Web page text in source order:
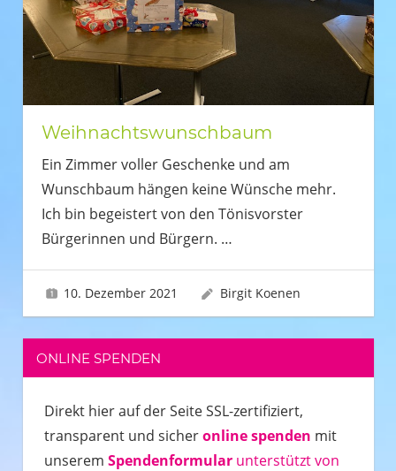
Weihnachtswunschbaum
Ein Zimmer voller Geschenke und am
Wunschbaum hängen keine Wünsche mehr.
Ich bin begeistert von den Tönisvorster
Bürgerinnen und Bürgern. …
10. Dezember 2021 Birgit Koenen
ONLINE SPENDEN
Direkt hier auf der Seite SSL-zertifiziert,
transparent und sicheronline spenden mit
unserem Spendenformularunterstützt von